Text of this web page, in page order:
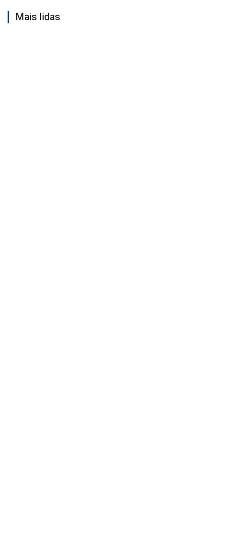
Mais lidas